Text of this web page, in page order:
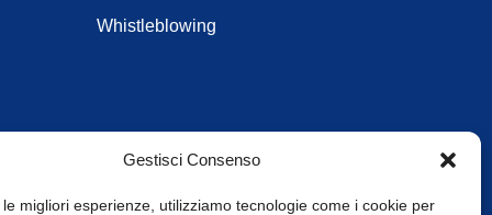
Gestisci Consenso
migliori esperienze, utilizziamo tecnologie come i cookie per
Whistleblowing